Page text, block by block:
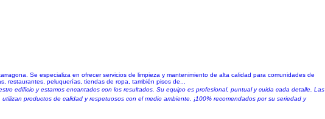
Se especializa en ofrecer servicios de limpieza y mantenimiento de alta calidad para comunidades de
restaurantes, peluquerías, tiendas de ropa, también pisos de...
edificio y estamos encantados con los resultados. Su equipo es profesional, puntual y cuida cada detalle. Las
productos de calidad y respetuosos con el medio ambiente. ¡100% recomendados por su seriedad y